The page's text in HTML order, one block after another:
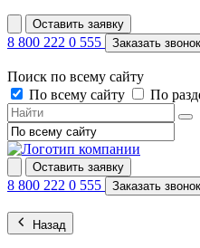
Оставить заявку
8 800 222 0 555 Заказать звонок
Поиск по всему сайту
По всему сайту
По
Оставить заявку
8 800 222 0 555 Заказать звонок
Назад